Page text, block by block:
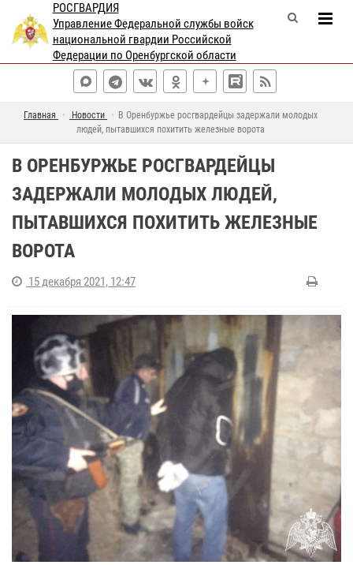
РОСГВАРДИЯ
Управление Федеральной службы войск
национальной гвардии Российской
Федерации по Оренбургской области
Главная Новости
В Оренбуржье росгвардейцы задержали молодых
людей, пытавшихся похитить железные ворота
В ОРЕНБУРЖЬЕ РОСГВАРДЕЙЦЫ
ЗАДЕРЖАЛИ МОЛОДЫХ ЛЮДЕЙ,
ПЫТАВШИХСЯ ПОХИТИТЬ ЖЕЛЕЗНЫЕ
ВОРОТА
15 декабря 2021, 12:47